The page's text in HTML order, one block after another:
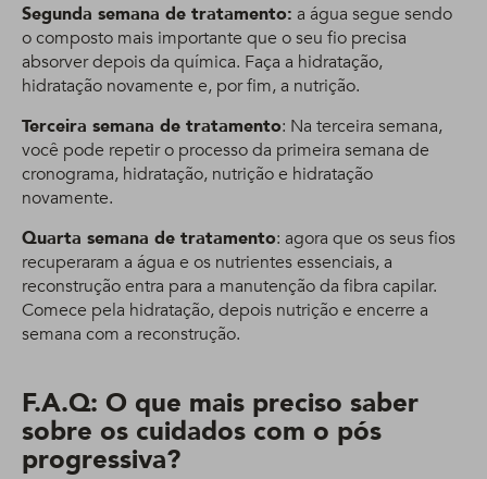
Segunda semana de tratamento: a água segue sendo
o composto mais importante que o seu fio precisa
absorver depois da química. Faça a hidratação,
hidratação novamente e, por fim, a nutrição.
Terceira semana de tratamento: Na terceira semana,
você pode repetir o processo da primeira semana de
cronograma, hidratação, nutrição e hidratação
novamente.
Quarta semana de tratamento: agora que os seus fios
recuperaram a água e os nutrientes essenciais, a
reconstrução entra para a manutenção da fibra capilar.
Comece pela hidratação, depois nutrição e encerre a
semana com a reconstrução.
F.A.Q: O que mais preciso saber
sobre os cuidados com o pós
progressiva?